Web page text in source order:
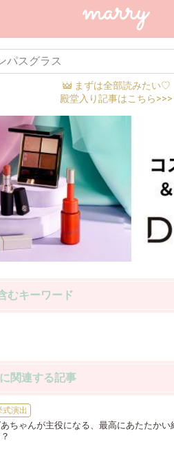
まずは全部読みたい♡
殿堂入り記事はこちら>>>
むキーワード
関連する記事
式演出
ちゃんが主役になる、最高にあたたか